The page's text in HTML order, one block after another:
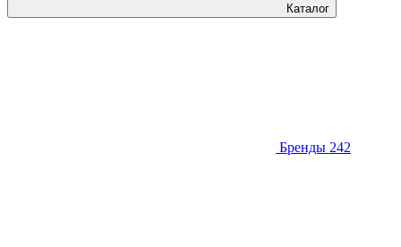
Каталог
Бренды 242